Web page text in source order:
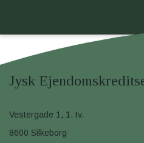
Jysk
Vestergade 1, 1. tv.
8600 Silkeborg